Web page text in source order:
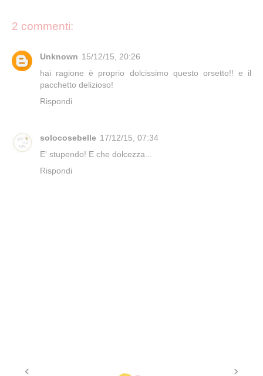
2 commenti:
Unknown 15/12/15, 20:26
hai ragione è proprio dolcissimo questo orsetto!! e il
pacchetto delizioso!
Rispondi
solocosebelle 17/12/15, 07:34
E' stupendo! E che dolcezza...
Rispondi
‹ ›